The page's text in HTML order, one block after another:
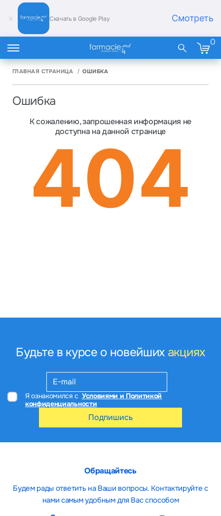
Скачать в Google Play Смотреть
0
ГЛАВНАЯ СТРАНИЦА ОШИБКА
Ошибка
К сожалению, запрошенная информация не
доступна на данной странице
Будьте в курсе о новейших акциях
Я ознакомился с Условиями и Политикой
конфиденциальности
Подпишись
Обращайтесь
Будем рады ответить на Ваши вопросы. Контактируйте с
нами самым удобным для Вас способом